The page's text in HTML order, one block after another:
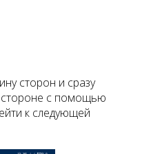
сторон и сразу
стороне с помощью
к следующей